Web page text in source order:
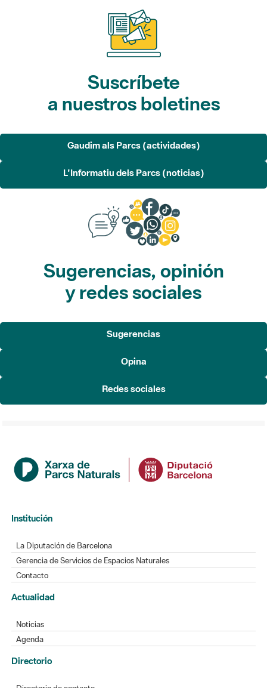
Suscríbete
a nuestros boletines
Gaudim als Parcs (actividades)
L'Informatiu dels Parcs (noticias)
Sugerencias, opinión
y redes sociales
Sugerencias
Opina
Redes sociales
Institución
La Diputación de Barcelona
Gerencia de Servicios de Espacios Naturales
Contacto
Actualidad
Noticias
Agenda
Directorio